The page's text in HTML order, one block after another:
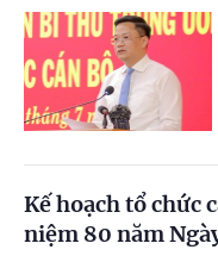
Kế hoạch tổ chức
niệm 80 năm